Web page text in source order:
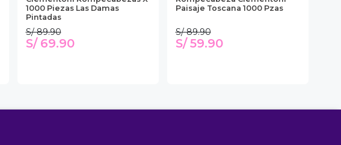
1000 Piezas Las Damas
Pintadas
S/ 89.90
S/ 69.90
Paisaje Toscana 1000 Pzas
S/ 89.90
S/ 59.90